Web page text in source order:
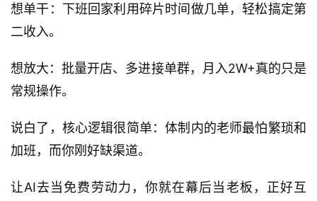
想单干：下班回家利用碎片时间做几单，轻松搞定第
二收入。
想放大：批量开店、多进接单群，月入2W+真的只是
常规操作。
说白了，核心逻辑很简单：体制内的老师最怕繁琐和
加班，而你刚好缺渠道。
让AI去当免费劳动力，你就在幕后当老板，正好互